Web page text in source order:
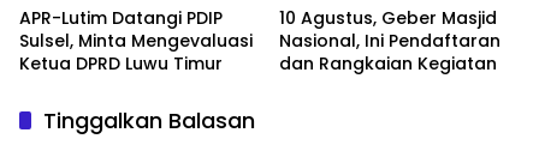
APR-Lutim Datangi PDIP
Sulsel, Minta Mengevaluasi
Ketua DPRD Luwu Timur
10 Agustus, Geber Masjid
Nasional, Ini Pendaftaran
dan Rangkaian Kegiatan
Tinggalkan Balasan